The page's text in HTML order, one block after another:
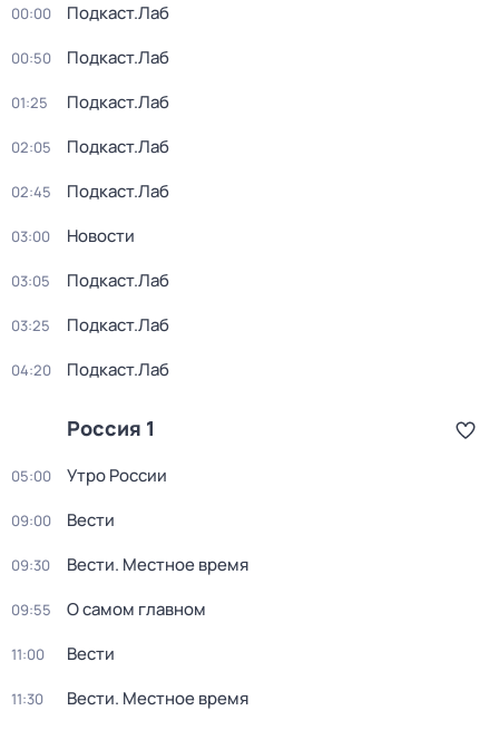
00:00 Подкаст.Лаб
00:50 Подкаст.Лаб
01:25 Подкаст.Лаб
02:05 Подкаст.Лаб
02:45 Подкаст.Лаб
03:00 Новости
03:05 Подкаст.Лаб
03:25 Подкаст.Лаб
04:20 Подкаст.Лаб
Россия 1
05:00 Утро России
09:00 Вести
09:30 Вести. Местное время
09:55 О самом главном
11:00 Вести
11:30 Вести. Местное время